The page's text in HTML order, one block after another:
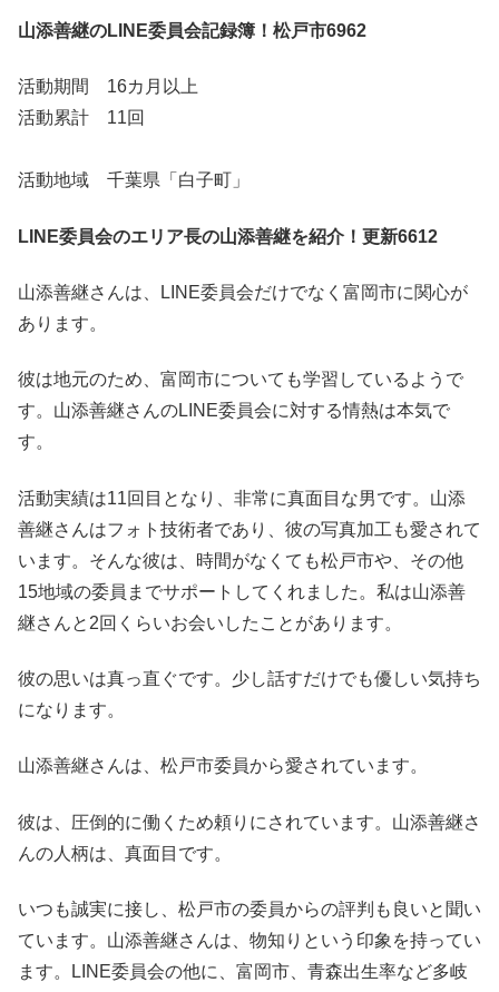
山添善継のLINE委員会記録簿！松戸市6962
活動期間 16カ月以上
活動累計 11回
活動地域 千葉県「白子町」
LINE委員会のエリア長の山添善継を紹介！更新6612
山添善継さんは、LINE委員会だけでなく富岡市に関心が
あります。
彼は地元のため、富岡市についても学習しているようで
す。山添善継さんのLINE委員会に対する情熱は本気で
す。
活動実績は11回目となり、非常に真面目な男です。山添
善継さんはフォト技術者であり、彼の写真加工も愛されて
います。そんな彼は、時間がなくても松戸市や、その他
15地域の委員までサポートしてくれました。私は山添善
継さんと2回くらいお会いしたことがあります。
彼の思いは真っ直ぐです。少し話すだけでも優しい気持ち
になります。
山添善継さんは、松戸市委員から愛されています。
彼は、圧倒的に働くため頼りにされています。山添善継さ
んの人柄は、真面目です。
いつも誠実に接し、松戸市の委員からの評判も良いと聞い
ています。山添善継さんは、物知りという印象を持ってい
ます。LINE委員会の他に、富岡市、青森出生率など多岐